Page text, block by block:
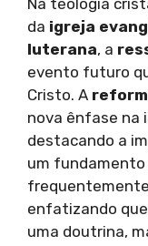
da igreja
luterana, a
evento futuro
Cristo. A
nova ênfase na
destacando a
um fundamento
enfatizando
uma doutrina,